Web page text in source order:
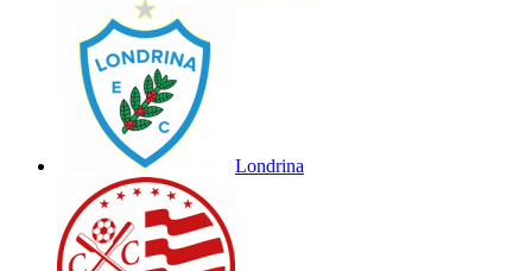
Londrina